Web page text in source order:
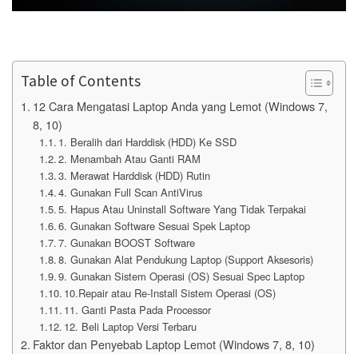
Table of Contents
12 Cara Mengatasi Laptop Anda yang Lemot (Windows 7,
8, 10)
1. Beralih dari Harddisk (HDD) Ke SSD
2. Menambah Atau Ganti RAM
3. Merawat Harddisk (HDD) Rutin
4. Gunakan Full Scan AntiVirus
5. Hapus Atau Uninstall Software Yang Tidak Terpakai
6. Gunakan Software Sesuai Spek Laptop
7. Gunakan BOOST Software
8. Gunakan Alat Pendukung Laptop (Support Aksesoris)
9. Gunakan Sistem Operasi (OS) Sesuai Spec Laptop
10.Repair atau Re-Install Sistem Operasi (OS)
11. Ganti Pasta Pada Processor
12. Beli Laptop Versi Terbaru
Faktor dan Penyebab Laptop Lemot (Windows 7, 8, 10)